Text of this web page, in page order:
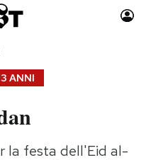
Moda
ANNI
la festa dell'Eid al-